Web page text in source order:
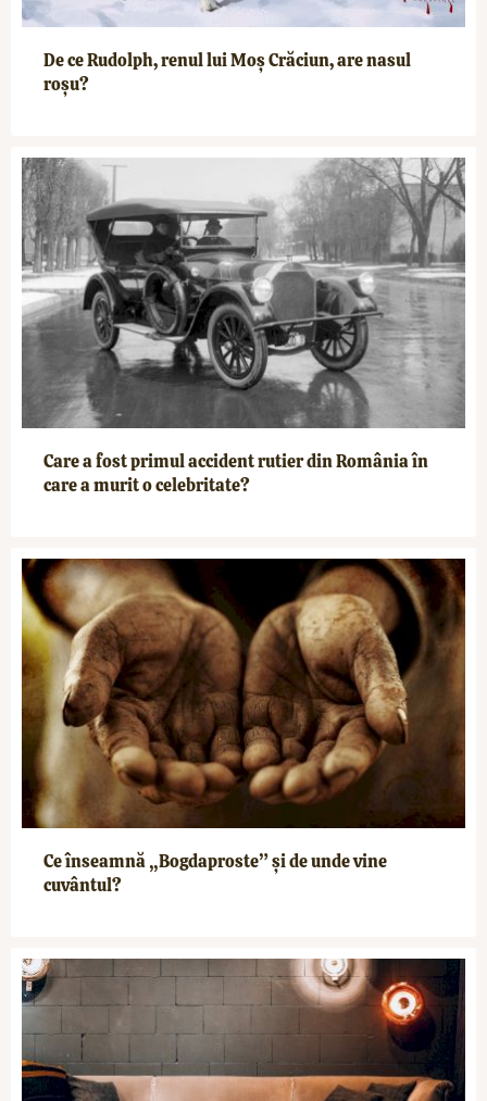
De ce Rudolph, renul lui Moș Crăciun, are nasul
roșu?
Care a fost primul accident rutier din România în
care a murit o celebritate?
Ce înseamnă „Bogdaproste” și de unde vine
cuvântul?